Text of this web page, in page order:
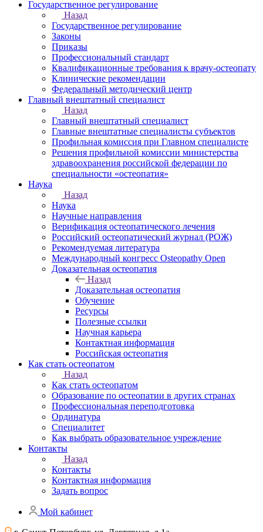
Государственное регулирование
Назад
Государственное регулирование
Законы
Приказы
Профессиональный стандарт
Квалификационные требования к врачу-остеопату
Клинические рекомендации
Федеральный методический центр
Главный внештатный специалист
Назад
Главный внештатный специалист
Главные внештатные специалисты субъектов
Профильная комиссия при Главном специалисте
Решения профильной комиссии министерства
здравоохранения российской федерации по
специальности «остеопатия»
Наука
Назад
Наука
Научные направления
Верификация остеопатического лечения
Российский остеопатический журнал (РОЖ)
Рекомендуемая литература
Международный конгресс Osteopathy Open
Доказательная остеопатия
Назад
Доказательная остеопатия
Обучение
Ресурсы
Полезные ссылки
Научная карьера
Контактная информация
Российская остеопатия
Как стать остеопатом
Назад
Как стать остеопатом
Образование по остеопатии в других странах
Профессиональная переподготовка
Ординатура
Специалитет
Как выбрать образовательное учреждение
Контакты
Назад
Контакты
Контактная информация
Задать вопрос
Мой кабинет